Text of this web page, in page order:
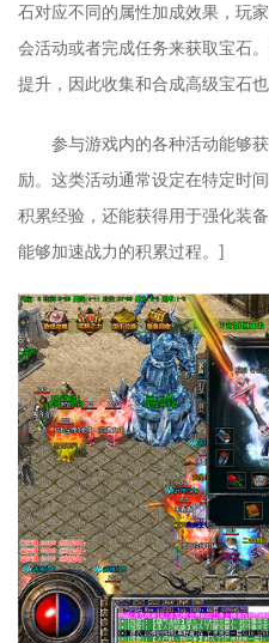
石对应不同的属性加成效果，玩
会活动或者完成任务来获取宝石
提升，因此收集和合成高级宝石
参与游戏内的各种活动能够
励。这类活动通常设定在特定时
积累经验，还能获得用于强化装
能够加速战力的积累过程。]